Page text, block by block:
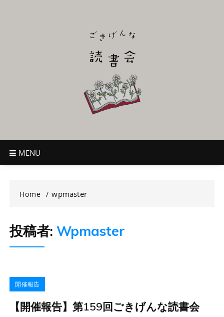
ごきげんな読
~児童書好き主催者によるオールジャンルOK！のんびり読書会~
MENU
Home wpmaster
投稿者:Wpmaster
開催報告
【開催報告】第159回ごきげんな読書会